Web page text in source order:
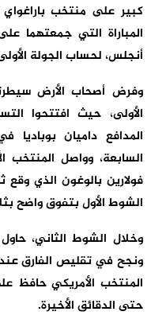
كبير على منتخب
المباراة التي جمعتهما
أنجلس، لحساب الجولة
وفرض أصحاب الأرض
الأولى، حيث افتتحوا
المدافع داميان
السابعة، وواصل
الشوط الأول بتفوق واضح
وخلال الشوط الثاني،
المنتخب الأمريكي حافظ
حتى الدقائق الأخيرة.